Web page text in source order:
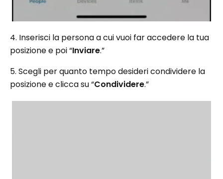
4. Inserisci la persona a cui vuoi far accedere la tua
posizione e poi “Inviare.”
5. Scegli per quanto tempo desideri condividere la
posizione e clicca su “Condividere.”